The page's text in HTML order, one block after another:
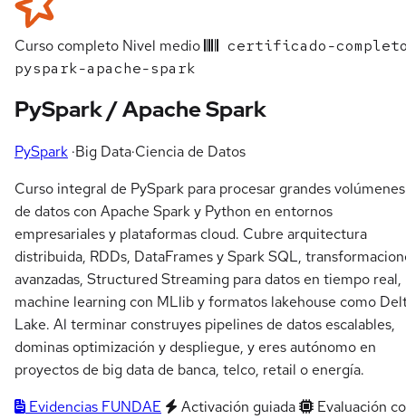
Curso completo Nivel medio
certificado-
pyspark-apache-spark
PySpark / Apache Spark
PySpark ·Big Data·Ciencia de Datos
Curso integral de PySpark para procesar grandes volúmenes
de datos con Apache Spark y Python en entornos
empresariales y plataformas cloud. Cubre arquitectura
distribuida, RDDs, DataFrames y Spark SQL,
avanzadas, Structured Streaming para datos en tiempo real,
machine learning con MLlib y formatos lakehouse como
Lake. Al terminar construyes pipelines de datos escalables,
dominas optimización y despliegue, y eres autónomo en
proyectos de big data de banca, telco, retail o energía.
Evidencias FUNDAE
Activación guiada
Evaluación